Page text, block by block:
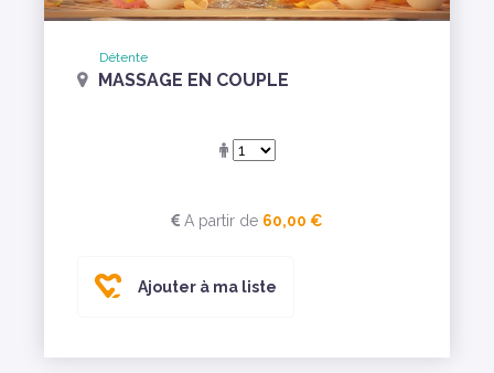
Détente
MASSAGE EN COUPLE
A partir de 60,00 €
Ajouter à ma liste